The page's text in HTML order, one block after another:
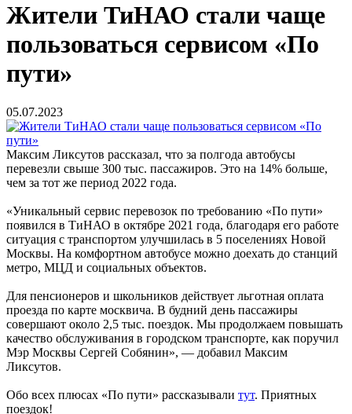
Жители ТиНАО стали чаще
пользоваться сервисом «По
пути»
05.07.2023
Максим Ликсутов рассказал, что за полгода автобусы
перевезли свыше 300 тыс. пассажиров. Это на 14% больше,
чем за тот же период 2022 года.
«Уникальный сервис перевозок по требованию «По пути»
появился в ТиНАО в октябре 2021 года, благодаря его работе
ситуация с транспортом улучшилась в 5 поселениях Новой
Москвы. На комфортном автобусе можно доехать до станций
метро, МЦД и социальных объектов.
Для пенсионеров и школьников действует льготная оплата
проезда по карте москвича. В будний день пассажиры
совершают около 2,5 тыс. поездок. Мы продолжаем повышать
качество обслуживания в городском транспорте, как поручил
Мэр Москвы Сергей Собянин», — добавил Максим
Ликсутов.
Обо всех плюсах «По пути» рассказывали тут. Приятных
поездок!